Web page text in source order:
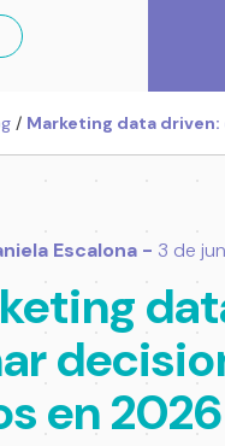
/ Marketing data
Escalona - 3 de
en 2026